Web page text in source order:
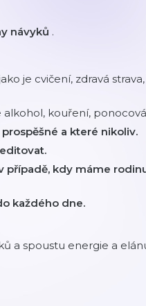
návyků .
je cvičení, zdravá
alkohol, kouření,
a které nikoliv.
případě, kdy máme
každého dne.
a spoustu energie a